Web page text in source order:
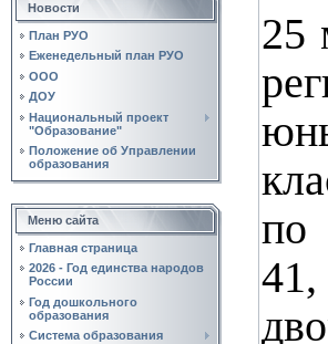
Новости
План РУО
Еженедельный план РУО
ООО
ДОУ
Национальный проект
"Образование"
Положение об Управлении
образования
Меню сайта
Главная страница
2026 - Год единства народов
России
Год дошкольного
образования
Система образования
25
по